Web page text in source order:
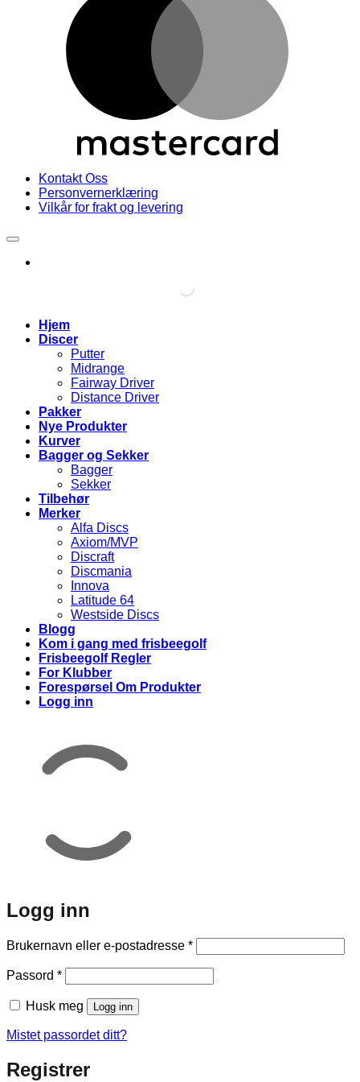
Kontakt Oss
Personvernerklæring
Vilkår for frakt og levering
Hjem
Discer
Putter
Midrange
Fairway Driver
Distance Driver
Pakker
Nye Produkter
Kurver
Bagger og Sekker
Bagger
Sekker
Tilbehør
Merker
Alfa Discs
Axiom/MVP
Discraft
Discmania
Innova
Latitude 64
Westside Discs
Blogg
Kom i gang med frisbeegolf
Frisbeegolf Regler
For Klubber
Forespørsel Om Produkter
Logg inn
Logg inn
Brukernavn eller e-postadresse *Påkrevd
Passord *Påkrevd
Husk meg Logg inn
Mistet passordet ditt?
Registrer